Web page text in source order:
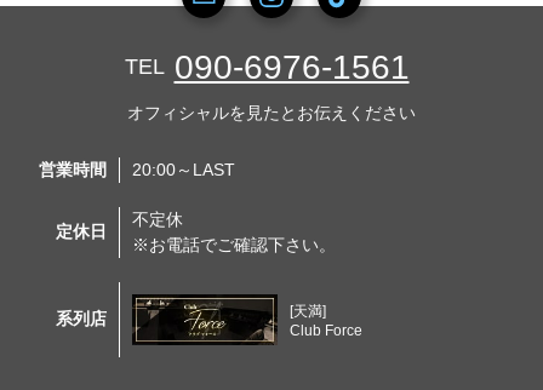
TEL 090-6976-1561
オフィシャルを見たとお伝えください
営業時間 20:00～LAST
定休日
不定休
※お電話でご確認下さい。
系列店
[天満]
Club Force